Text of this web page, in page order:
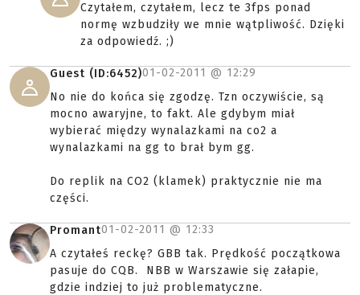
Czytałem, czytałem, lecz te 3fps ponad
normę wzbudziły we mnie wątpliwość. Dzięki
za odpowiedź. ;)
Guest (ID:6452)01-02-2011 @ 12:29
No nie do końca się zgodzę. Tzn oczywiście, są
mocno awaryjne, to fakt. Ale gdybym miał
wybierać między wynalazkami na co2 a
wynalazkami na gg to brał bym gg.
Do replik na CO2 (klamek) praktycznie nie ma
części.
Promant01-02-2011 @ 12:33
A czytałeś reckę? GBB tak. Prędkość początkowa
pasuje do CQB. NBB w Warszawie się załapie,
gdzie indziej to już problematyczne.